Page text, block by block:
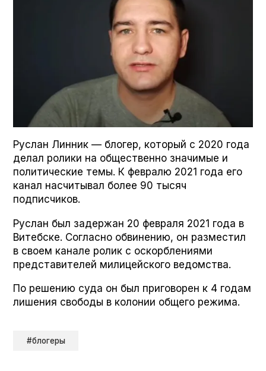
Руслан Линник — блогер, который с 2020 года
делал ролики на общественно значимые и
политические темы. К февралю 2021 года его
канал насчитывал более 90 тысяч
подписчиков.
Руслан был задержан 20 февраля 2021 года в
Витебске. Согласно обвинению, он разместил
в своем канале ролик с оскорблениями
представителей милицейского ведомства.
По решению суда он был приговорен к 4 годам
лишения свободы в колонии общего режима.
#блогеры